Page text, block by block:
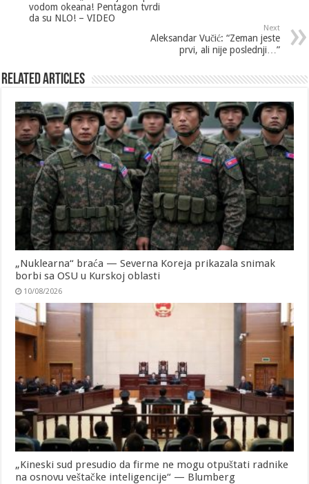
vodom okeana! Pentagon tvrdi
da su NLO! – VIDEO
Next
Aleksandar Vučić: “Zeman jeste
prvi, ali nije poslednji…”
Related Articles
„Nuklearna“ braća — Severna Koreja prikazala snimak
borbi sa OSU u Kurskoj oblasti
10/08/2026
„Kineski sud presudio da firme ne mogu otpuštati radnike
na osnovu veštačke inteligencije“ — Blumberg